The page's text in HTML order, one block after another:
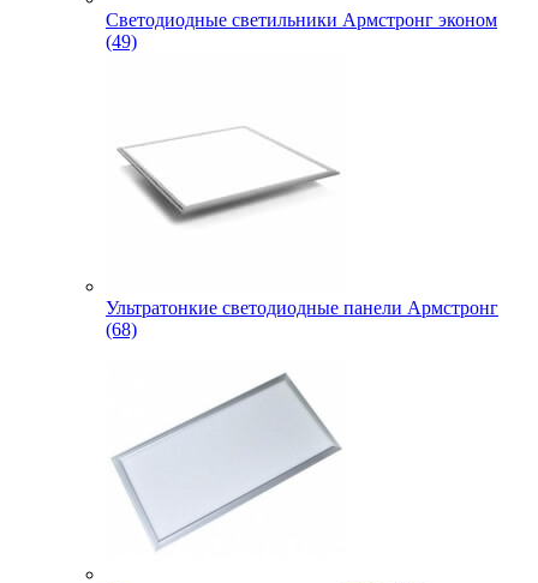
Светодиодные светильники Армстронг эконом
(49)
Ультратонкие светодиодные панели Армстронг
(68)